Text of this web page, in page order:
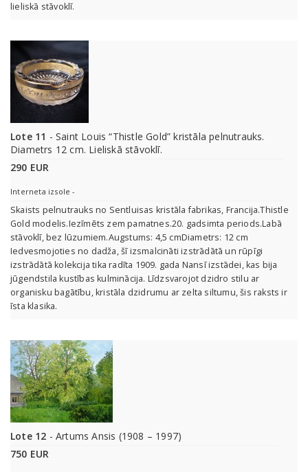
lieliskā stāvoklī.
Lote 11 - Saint Louis “Thistle Gold” kristāla pelnutrauks.
Diametrs 12 cm. Lieliskā stāvoklī.
290 EUR
Interneta izsole -
Skaists pelnutrauks no Sentluisas kristāla fabrikas, Francija.Thistle
Gold modelis.Iezīmēts zem pamatnes.20. gadsimta periods.Labā
stāvoklī, bez lūzumiem.Augstums: 4,5 cmDiametrs: 12 cm
Iedvesmojoties no dadža, šī izsmalcināti izstrādātā un rūpīgi
izstrādātā kolekcija tika radīta 1909. gada Nansī izstādei, kas bija
jūgendstila kustības kulminācija. Līdzsvarojot dzidro stilu ar
organisku bagātību, kristāla dzidrumu ar zelta siltumu, šis raksts ir
īsta klasika.
Lote 12 - Artums Ansis (1908 – 1997)
750 EUR